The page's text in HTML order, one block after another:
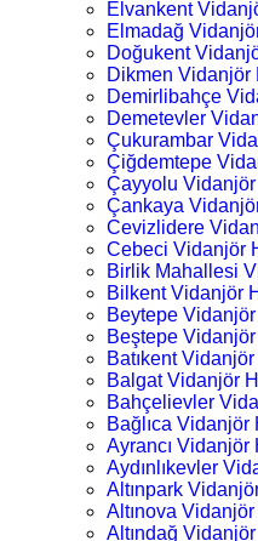
Elvankent
Elmadağ
Doğukent
Dikmen Vidanjör
Demirlibahçe
Demetevler
Çukurambar
Çiğdemtepe
Çayyolu
Çankaya
Cevizlidere
Cebeci Vidanjör
Birlik Mahallesi
Bilkent Vidanjör
Beytepe
Beştepe
Batıkent
Balgat Vidanjör
Bahçelievler
Bağlıca Vidanjör
Ayrancı Vidanjör
Aydınlıkevler
Altınpark
Altınova
Altındağ